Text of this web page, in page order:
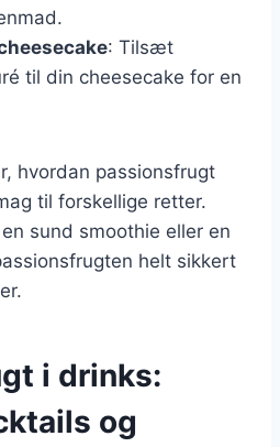
: Tilsæt
til din cheesecake for en
hvordan passionsfrugt
til forskellige retter.
sund smoothie eller en
helt sikkert
i drinks:
og